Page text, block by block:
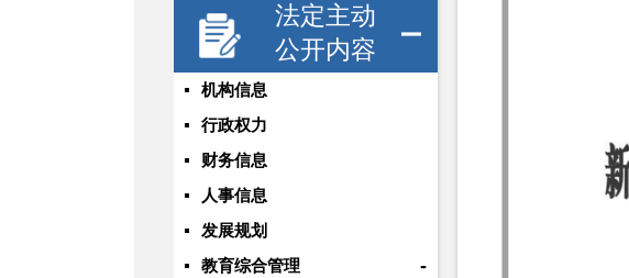
法定主动
公开内容
机构信息
行政权力
财务信息
人事信息
发展规划
教育综合管理
-